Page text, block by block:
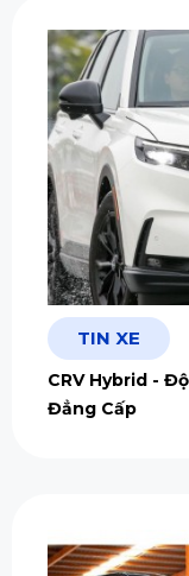
TIN XE
CRV Hybrid -
Đẳng Cấp